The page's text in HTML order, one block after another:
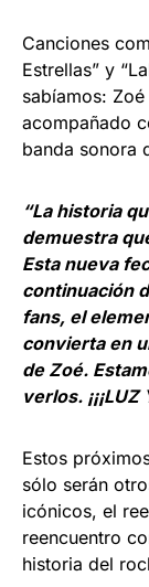
Canciones
Estrellas” y
sabíamos:
acompañado
banda sonora
“La historia
demuestra
Esta nueva
continuación
fans, el
convierta en
de Zoé.
verlos. ¡¡¡LUZ
Estos
sólo serán
icónicos, el
reencuentro
historia del